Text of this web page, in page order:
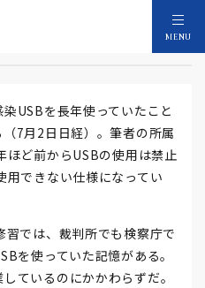
MENU
USBを長年使っていたこと
7月2日日経）。筆者の所属
ほど前からUSBの使用は禁止
用できない仕様になってい
では、裁判所でも検察庁で
を使っていた記憶がある。
ているのにかかわらずだ。